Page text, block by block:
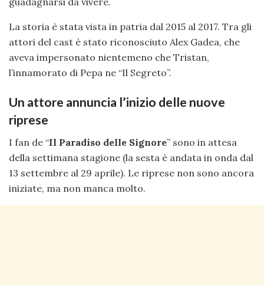
La storia è stata vista in patria dal 2015 al 2017. Tra gli
attori del cast è stato riconosciuto Alex Gadea, che
aveva impersonato nientemeno che Tristan,
l’innamorato di Pepa ne “Il Segreto”.
Un attore annuncia l’inizio delle nuove
riprese
I fan de “Il Paradiso delle Signore” sono in attesa
della settimana stagione (la sesta è andata in onda dal
13 settembre al 29 aprile). Le riprese non sono ancora
iniziate, ma non manca molto.